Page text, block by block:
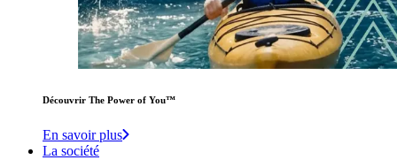
Découvrir The Power of You™️
En savoir plus
La société